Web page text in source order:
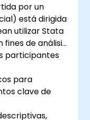
por un
está dirigida
utilizar Stata
fines de análisis
participantes
para
clave de